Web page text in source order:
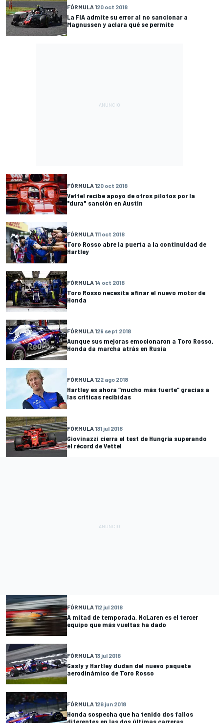
FÓRMULA 120 oct 2018
La FIA admite su error al no sancionar a
Magnussen y aclara qué se permite
FÓRMULA 120 oct 2018
Vettel recibe apoyo de otros pilotos por la
"dura" sanción en Austin
FÓRMULA 111 oct 2018
Toro Rosso abre la puerta a la continuidad de
Hartley
FÓRMULA 14 oct 2018
Toro Rosso necesita afinar el nuevo motor de
Honda
FÓRMULA 129 sept 2018
Aunque sus mejoras emocionaron a Toro Rosso,
Honda da marcha atrás en Rusia
FÓRMULA 122 ago 2018
Hartley es ahora “mucho más fuerte” gracias a
las criticas recibidas
FÓRMULA 131 jul 2018
Giovinazzi cierra el test de Hungría superando
el récord de Vettel
FÓRMULA 112 jul 2018
A mitad de temporada, McLaren es el tercer
equipo que más vueltas ha dado
FÓRMULA 13 jul 2018
Gasly y Hartley dudan del nuevo paquete
aerodinámico de Toro Rosso
FÓRMULA 126 jun 2018
Honda sospecha que ha tenido dos fallos
diferentes en las dos últimas carreras